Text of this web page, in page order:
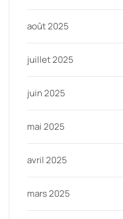
août 2025
juillet 2025
juin 2025
mai 2025
avril 2025
mars 2025